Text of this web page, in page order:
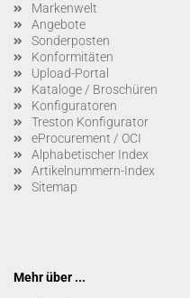
Markenwelt
Angebote
Sonderposten
Konformitäten
Upload-Portal
Kataloge / Broschüren
Konfiguratoren
Treston Konfigurator
eProcurement / OCI
Alphabetischer Index
Artikelnummern-Index
Sitemap
Mehr über ...